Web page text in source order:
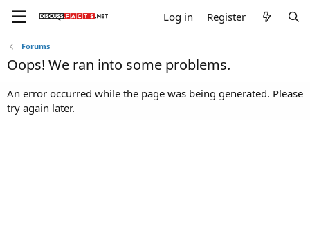
Log in Register
Forums
Oops! We ran into some problems.
An error occurred while the page was being generated. Please
try again later.